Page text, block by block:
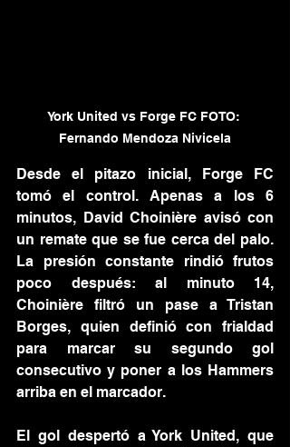
York United vs Forge FC FOTO:
Fernando Mendoza Nivicela
Desde el pitazo inicial, Forge FC
tomó el control. Apenas a los 6
minutos, David Choinière avisó con
un remate que se fue cerca del palo.
La presión constante rindió frutos
poco después: al minuto 14,
Choinière filtró un pase a Tristan
Borges, quien definió con frialdad
para marcar su segundo gol
consecutivo y poner a los Hammers
arriba en el marcador.
El gol despertó a York United, que